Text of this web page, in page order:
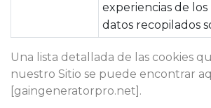
experiencias de los
datos recopilados
Una lista detallada de las cookies
nuestro Sitio se puede encontrar
[gaingeneratorpro.net].